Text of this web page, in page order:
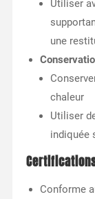
Utiliser
une
chaleur
Utiliser
indiquée
Conforme